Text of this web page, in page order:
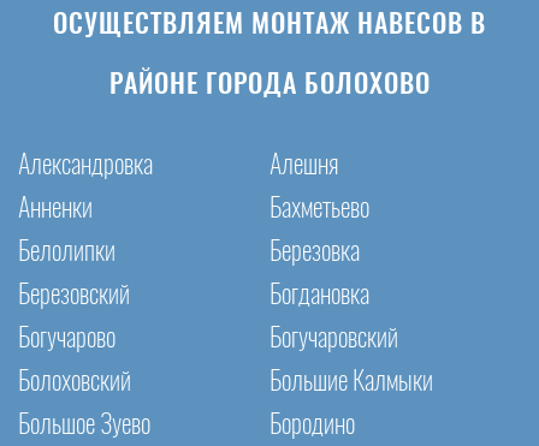
ОСУЩЕСТВЛЯЕМ МОНТАЖ НАВЕСОВ В
РАЙОНЕ ГОРОДА БОЛОХОВО
Александровка
Алешня
Анненки
Бахметьево
Белолипки
Березовка
Березовский
Богдановка
Богучарово
Богучаровский
Болоховский
Большие Калмыки
Большое Зуево
Бородино